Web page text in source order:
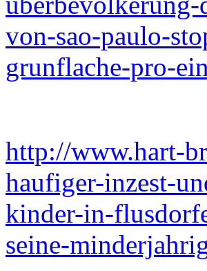
von-sao-paulo-
grunflache-pro-
http://www.hart-
haufiger-inzest-
kinder-in-
seine-